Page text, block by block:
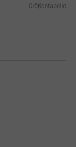
Größentabelle